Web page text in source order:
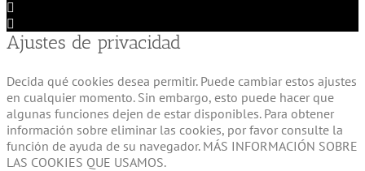
Cookie
Box
de
Cookie
Ajustes de privacidad
Decida qué cookies desea permitir. Puede cambiar estos ajustes
en cualquier momento. Sin embargo, esto puede hacer que
algunas funciones dejen de estar disponibles. Para obtener
información sobre eliminar las cookies, por favor consulte la
función de ayuda de su navegador. MÁS INFORMACIÓN SOBRE
LAS COOKIES QUE USAMOS.